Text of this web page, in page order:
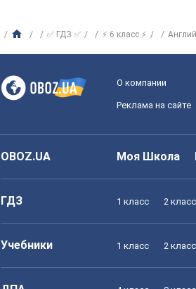
✅ ГДЗ ✅ ⚡ 6 класс ⚡
О компании
Реклама на сайте
OBOZ.UA Моя Школа
ГДЗ 1 класс 2 класс
Учебники 1 класс 2 класс